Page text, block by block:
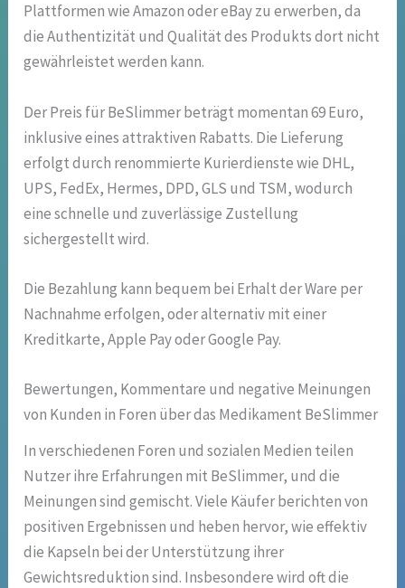
Plattformen wie Amazon oder eBay zu erwerben, da
die Authentizität und Qualität des Produkts dort nicht
gewährleistet werden kann.
Der Preis für BeSlimmer beträgt momentan 69 Euro,
inklusive eines attraktiven Rabatts. Die Lieferung
erfolgt durch renommierte Kurierdienste wie DHL,
UPS, FedEx, Hermes, DPD, GLS und TSM, wodurch
eine schnelle und zuverlässige Zustellung
sichergestellt wird.
Die Bezahlung kann bequem bei Erhalt der Ware per
Nachnahme erfolgen, oder alternativ mit einer
Kreditkarte, Apple Pay oder Google Pay.
Bewertungen, Kommentare und negative Meinungen
von Kunden in Foren über das Medikament BeSlimmer
In verschiedenen Foren und sozialen Medien teilen
Nutzer ihre Erfahrungen mit BeSlimmer, und die
Meinungen sind gemischt. Viele Käufer berichten von
positiven Ergebnissen und heben hervor, wie effektiv
die Kapseln bei der Unterstützung ihrer
Gewichtsreduktion sind. Insbesondere wird oft die